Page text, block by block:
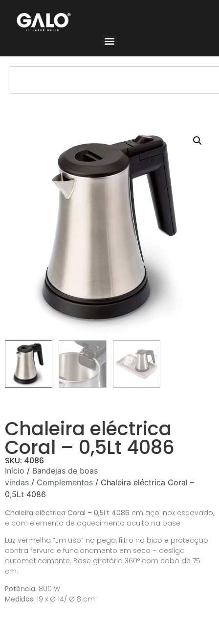
Chaleira eléctrica
Coral – 0,5Lt 4086
SKU: 4086
Início / Bandejas de boas
vindas / Complementos / Chaleira eléctrica Coral –
0,5Lt 4086
Chaleira eléctrica Coral – 0,5Lt 4086 em aço inox escovado,
e com elemento de aquecimento oculto na base.
Luz vermelha “Em uso” na pega, filtro no bico e protecção
contra fervura e funcionamento em seco – desliga
automaticamente. Base giratória 360º com cabo de 75
cm.
Potência: 800 W
Medidas: 19 x Ø 14/ Ø 8 cm